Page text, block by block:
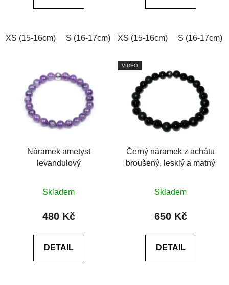
XS (15-16cm) S (16-17cm) M (17-18cm) L (18-19cm)
XS (15-16cm) S (16-17cm)
Náramek ametyst
levandulový
hodnocení
produktu
z
Skladem
480 Kč
DETAIL
VIDEO
Černý náramek z achátu
broušený, lesklý a matný
hodnocení
produktu
z
Skladem
650 Kč
DETAIL